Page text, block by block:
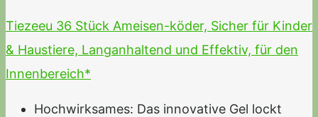
Tiezeeu 36 Stück Ameisen-köder, Sicher für Kinder
& Haustiere, Langanhaltend und Effektiv, für den
Innenbereich*
Hochwirksames: Das innovative Gel lockt